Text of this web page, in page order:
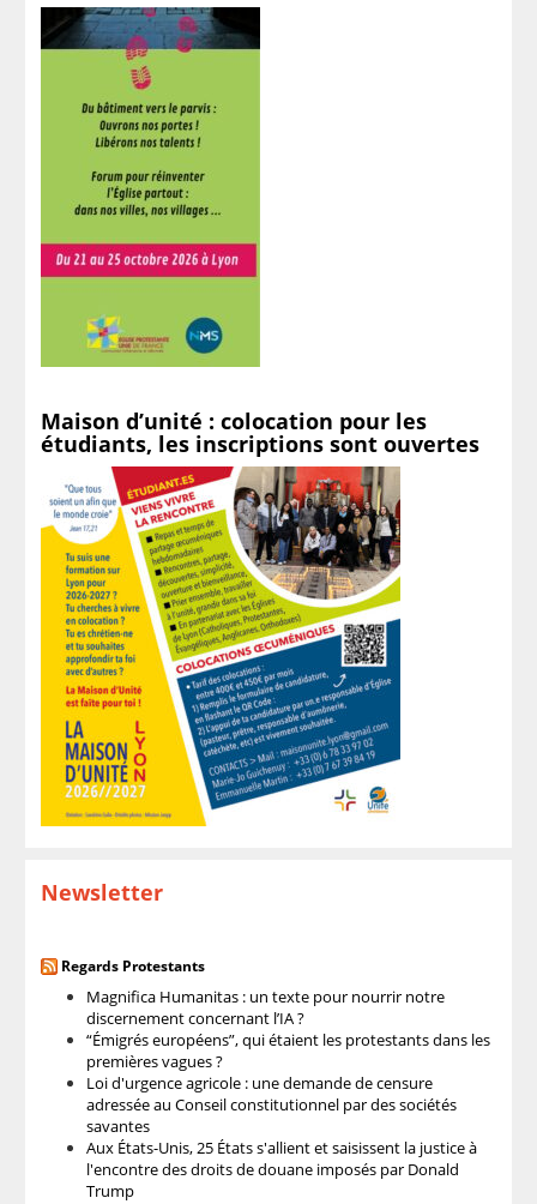
Maison d’unité : colocation pour les
étudiants, les inscriptions sont ouvertes
Newsletter
Regards Protestants
Magnifica Humanitas : un texte pour nourrir notre
discernement concernant l’IA ?
“Émigrés européens”, qui étaient les protestants dans les
premières vagues ?
Loi d'urgence agricole : une demande de censure
adressée au Conseil constitutionnel par des sociétés
savantes
Aux États-Unis, 25 États s'allient et saisissent la justice à
l'encontre des droits de douane imposés par Donald
Trump